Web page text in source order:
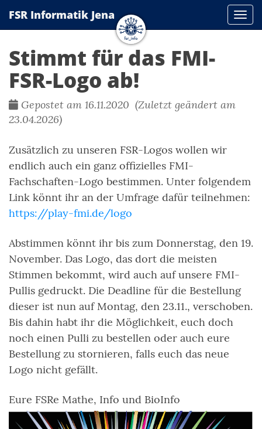
FSR Informatik Jena
Stimmt für das FMI-
FSR-Logo ab!
Gepostet am 16.11.2020 (Zuletzt geändert am
23.04.2026)
Zusätzlich zu unseren FSR-Logos wollen wir
endlich auch ein ganz offizielles FMI-
Fachschaften-Logo bestimmen. Unter folgendem
Link könnt ihr an der Umfrage dafür teilnehmen:
https://play-fmi.de/logo
Abstimmen könnt ihr bis zum Donnerstag, den 19.
November. Das Logo, das dort die meisten
Stimmen bekommt, wird auch auf unsere FMI-
Pullis gedruckt. Die Deadline für die Bestellung
dieser ist nun auf Montag, den 23.11., verschoben.
Bis dahin habt ihr die Möglichkeit, euch doch
noch einen Pulli zu bestellen oder auch eure
Bestellung zu stornieren, falls euch das neue
Logo nicht gefällt.
Eure FSRe Mathe, Info und BioInfo